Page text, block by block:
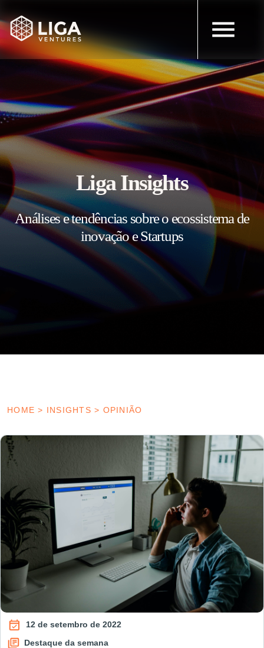
Liga Insights
Análises e tendências sobre o ecossistema de
inovação e Startups
HOME > INSIGHTS > OPINIÃO
12 de setembro de 2022
Destaque da semana